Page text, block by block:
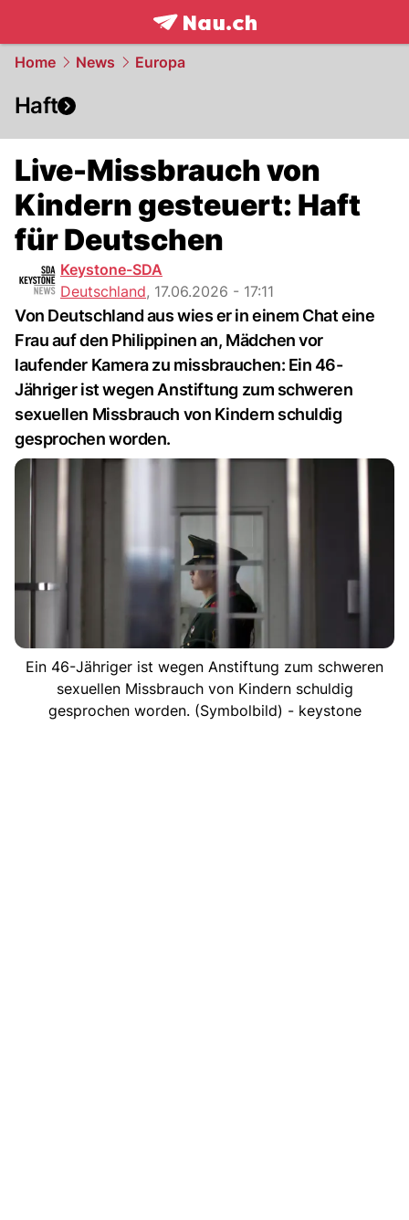
frontpage.NAU.ch
Home News Europa
Haft
Live-Missbrauch von
Kindern gesteuert: Haft
für Deutschen
Keystone-SDA
Deutschland, 17.06.2026 - 17:11
Von Deutschland aus wies er in einem Chat eine
Frau auf den Philippinen an, Mädchen vor
laufender Kamera zu missbrauchen: Ein 46-
Jähriger ist wegen Anstiftung zum schweren
sexuellen Missbrauch von Kindern schuldig
gesprochen worden.
Ein 46-Jähriger ist wegen Anstiftung zum schweren
sexuellen Missbrauch von Kindern schuldig
gesprochen worden. (Symbolbild) - keystone